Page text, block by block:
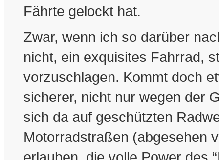
Fährte gelockt hat.
Zwar, wenn ich so darüber
nicht, ein exquisites Fahrrad,
vorzuschlagen. Kommt doch
sicherer, nicht nur wegen der
sich da auf geschützten
Motorradstraßen (abgesehen